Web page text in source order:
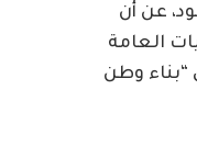
عن أن
العامة
“بناء وطن